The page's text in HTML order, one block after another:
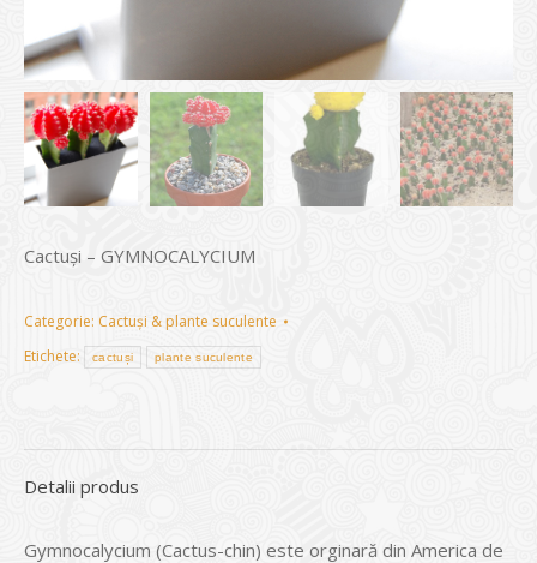
Cactuși – GYMNOCALYCIUM
Categorie: Cactuși & plante suculente
Etichete:
cactuși plante suculente
Detalii produs
Gymnocalycium (Cactus-chin) este orginară din America de